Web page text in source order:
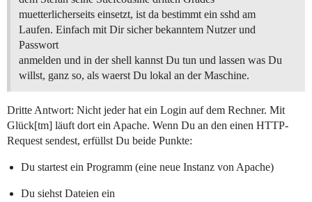
muetterlicherseits einsetzt, ist da bestimmt ein sshd am
Laufen. Einfach mit Dir sicher bekanntem Nutzer und
Passwort
anmelden und in der shell kannst Du tun und lassen was Du
willst, ganz so, als waerst Du lokal an der Maschine.
Dritte Antwort: Nicht jeder hat ein Login auf dem Rechner. Mit
Glück[tm] läuft dort ein Apache. Wenn Du an den einen HTTP-
Request sendest, erfüllst Du beide Punkte:
Du startest ein Programm (eine neue Instanz von Apache)
Du siehst Dateien ein